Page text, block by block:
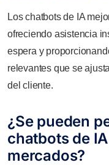
Los chatbots de IA
ofreciendo asistencia
espera y
relevantes que se
del cliente.
¿Se pueden
chatbots de
mercados?